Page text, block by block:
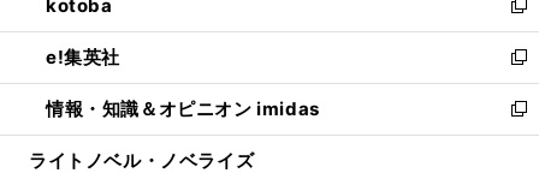
く
で
開
く
ド
ウ
で
開
く
ィ
ン
ド
ウ
で
開
い
ウ
ィ
ン
ド
ウ
kotoba
新
し
い
ウ
ィ
ン
e!集英社
新
し
い
ウ
情報・知識＆オピニオン imidas
新
し
ライトノベル・ノベライズ